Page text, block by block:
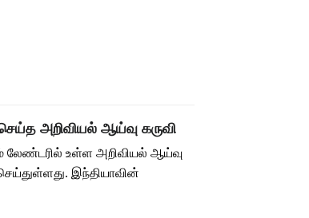
செய்த அறிவியல் ஆய்வு கருவி
லேண்டரில் உள்ள அறிவியல் ஆய்வு
செய்துள்ளது. இந்தியாவின்